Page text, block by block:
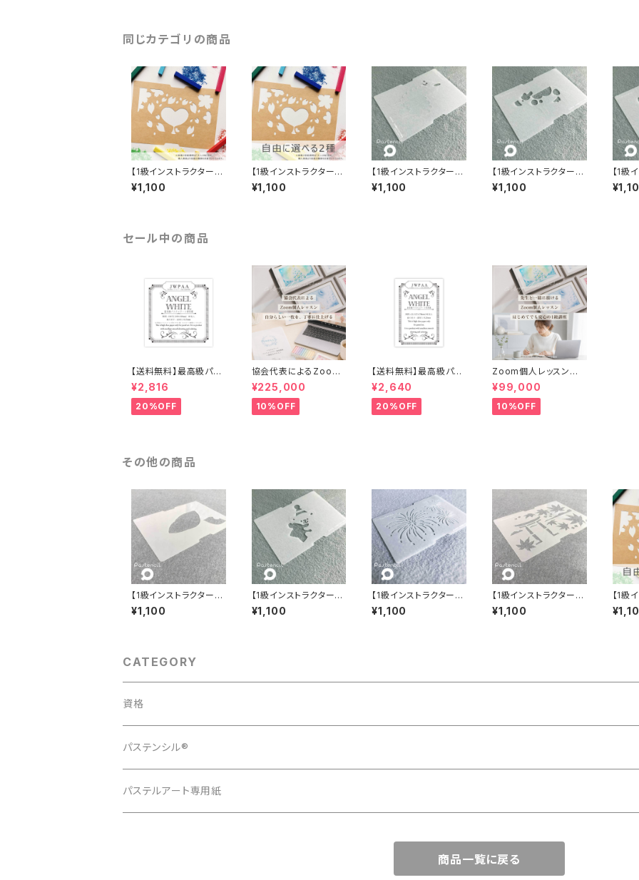
同じカテゴリの商品
【1級インストラクター専
用】 紙製パステンシル
Ⓡ 10枚入り
¥1,100
【1級インストラクター専
用】選べる2種 紙製パ
ステンシルⓇ 10枚入
¥1,100
【1級インストラクター専
用】 パステンシルⓇ
アルパカ TSUBUAN
¥1,100
【1級インストラクター専
用】 パステンシルⓇ
ウシ TSUBUANシリ
¥1,100
【1級
用】
オカ
セール中の商品
【送料無料】最高級パス
テルアート専用紙 15c
m角 40枚入 エンジ
ェル・ホワイト
¥2,816
20%OFF
協会代表によるZoom
個人レッスン｜パステル
アートインストラクター1
級講座（送料無料、認定
料10,000円含む）
¥225,000
10%OFF
【送料無料】最高級パス
テルアート専用紙 2L
サイズ 40枚入 エン
ジェル・ホワイト
¥2,640
20%OFF
Zoom個人レッスン｜
パステルアートインスト
ラクター1級講座 （送料
無料、認定料10,000円
含む）
¥99,000
10%OFF
その他の商品
【1級インストラクター専
用】 パステンシルⓇ
さつまいも
¥1,100
【1級インストラクター専
用】 パステンシルⓇ
白くま TSUBUANシ
¥1,100
【1級インストラクター専
用】 パステンシルⓇ
夏夜の大輪
¥1,100
【1級インストラクター専
用】 パステンシルⓇ
大人の宮島
¥1,100
【1級
用】
ステ
CATEGORY
資格
パステンシル®
一般販売用
パステルアート専用紙
商品一覧に戻る